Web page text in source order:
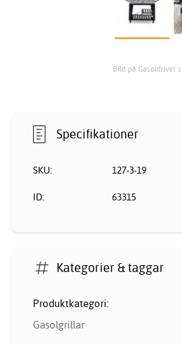
Bild på Gasoldrivet
Specifikationer
SKU: 127-3-19
ID: 63315
Kategorier & taggar
Produktkategori:
Gasolgrillar